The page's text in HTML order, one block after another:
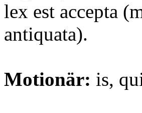
lex est accepta
antiquata).
Motionär: is,